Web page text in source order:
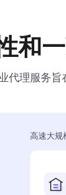
和
代理服务旨
高速大规